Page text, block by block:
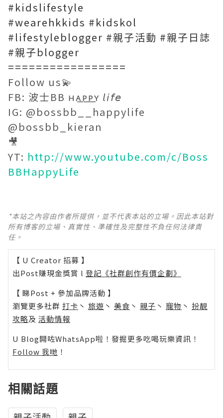
#kidslifestyle
#wearehkkids #kidskol
#lifestyleblogger #親子活動 #親子日誌
#親子blogger
=================
Follow us💫
FB: 波士BB ʜᴀ͟ᴘ͟ᴘ͟ʏ 𝘭𝘪𝘧𝘦
IG: @bossbb__happylife
@bossbb_kieran
🎥
YT: http://www.youtube.com/c/Boss
BBHappyLife
*本站之內容由作者所提供，並不代表本站的立場。因此本站對
所有博客的立場、真實性、準確性及完整性不負任何法律責
任。
【 U Creator 招募 】
出Post賺現金獎賞 l 登記《社群創作有價企劃》
【 睇Post + 參加品牌活動 】
瀏覽更多社群 打卡 丶 旅遊 丶 美食 丶 親子 丶 寵物 丶 扮靚
攻略及 活動情報
U Blog開咗WhatsApp啦！發掘更多吃喝玩樂資訊！
Follow 我哋 ！
相關話題